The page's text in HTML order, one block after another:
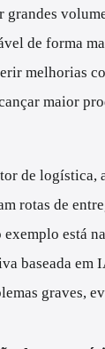
grandes
de forma
melhorias
maior
de logística,
rotas de
está
baseada em
graves,